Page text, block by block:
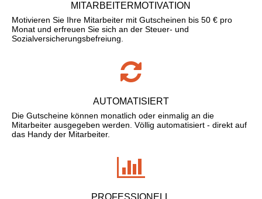
MITARBEITERMOTIVATION
Motivieren Sie Ihre Mitarbeiter mit Gutscheinen bis 50 € pro
Monat und erfreuen Sie sich an der Steuer- und
Sozialversicherungsbefreiung.
AUTOMATISIERT
Die Gutscheine können monatlich oder einmalig an die
Mitarbeiter ausgegeben werden. Völlig automatisiert - direkt auf
das Handy der Mitarbeiter.